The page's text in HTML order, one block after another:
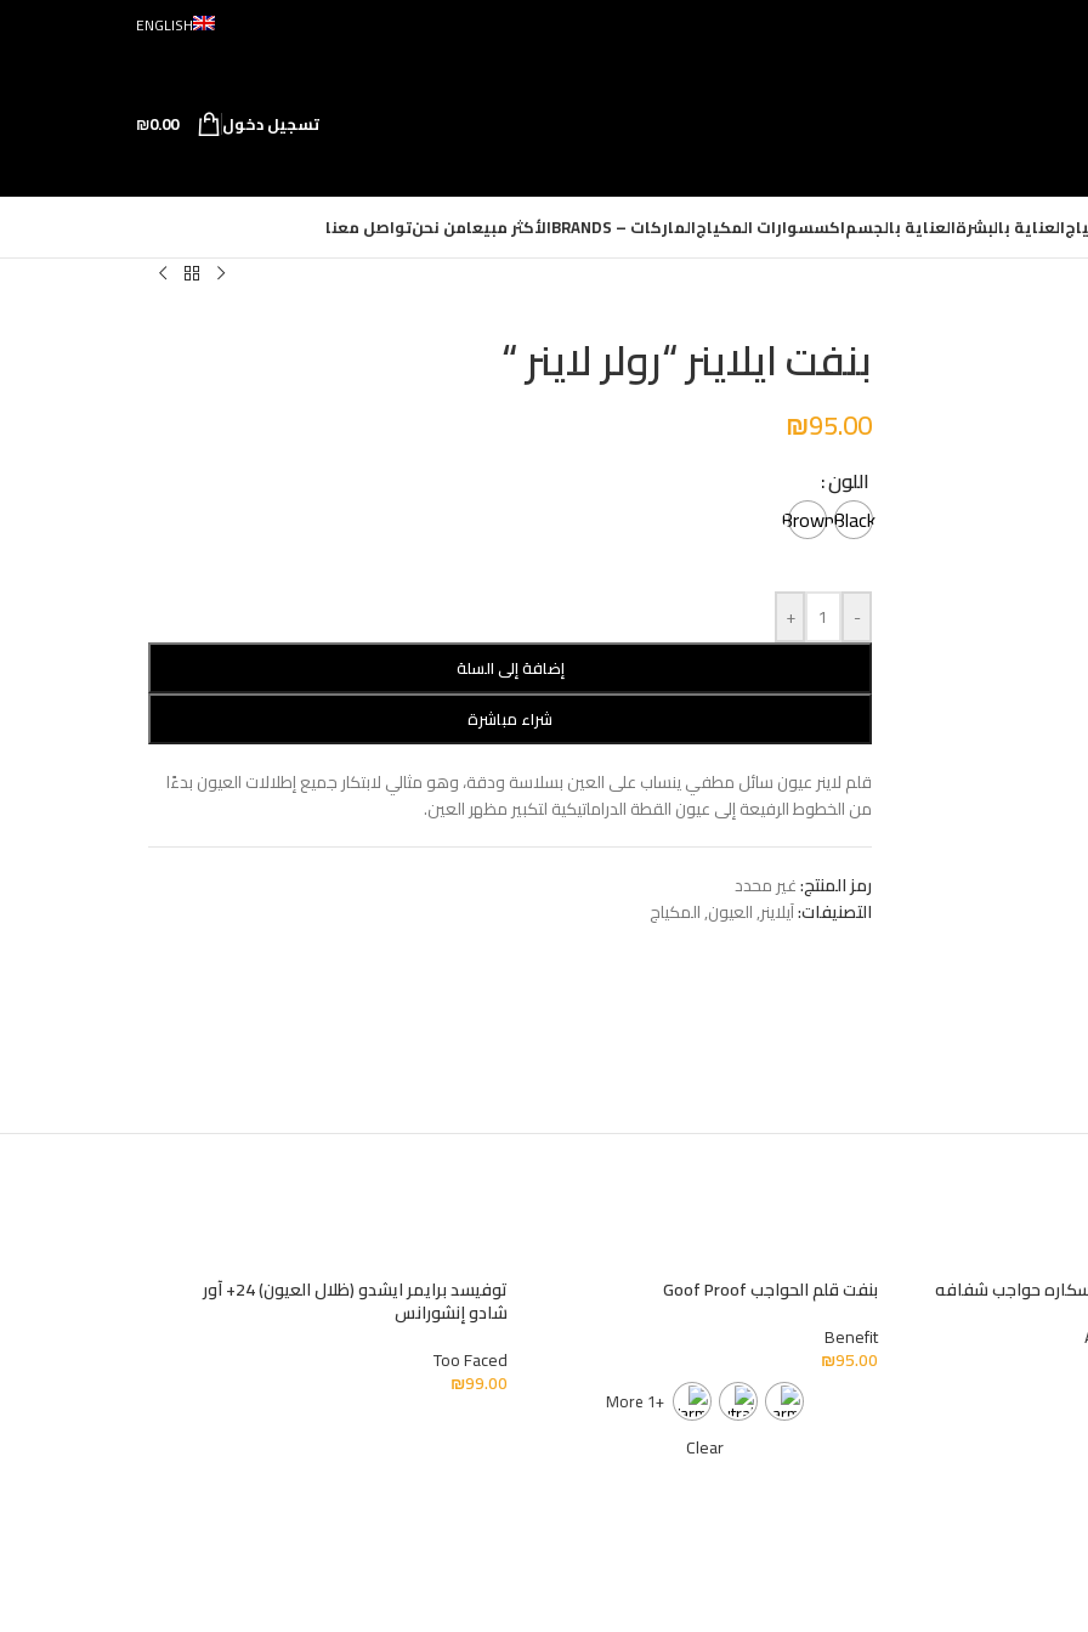
ENGLISH
تسجيل دخول ₪0.00
العناية بالبشرةالعناية بالجسماكسسوارات المكياجالماركات – BRANDS الأكثر مبيعامن نحنتواصل معنا
بنفت ايلاينر “رولر لاينر “
₪95.00
اللون
Black
Brown
-
+
إضافة إلى السلة
شراء مباشرة
قلم لاينر عيون سائل مطفي ينساب على العين بسلاسة ودقة، وهو مثالي لابتكار جميع إطلالات العيون بدءًا
من الخطوط الرفيعة إلى عيون القطة الدراماتيكية لتكبير مظهر العين.
رمز المنتج:غير محدد
التصنيفات:آيلاينر,العيون,المكياج
مسكاره حواجب شفافه
بنفت قلم الحواجب Goof Proof
Benefit
₪95.00
+1 More
Clear
توفيسد برايمر ايشدو (ظلال العيون) 24+ آور
شادو إنشورانس
Too Faced
₪99.00